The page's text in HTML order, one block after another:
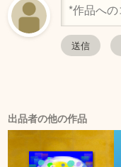
出品者の他の作品